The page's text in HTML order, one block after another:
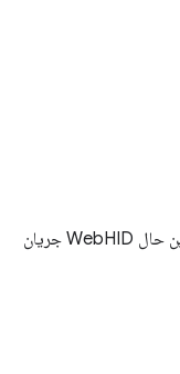
هیچ مجوز فایل مانیفست مورد نیاز نیست. با این حال WebHID جریان